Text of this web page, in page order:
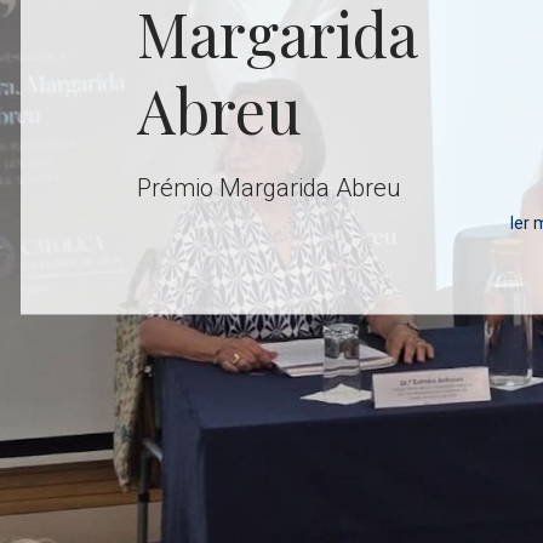
Mater
Conheça a Revista idealizada pela
Portuguesa
ler